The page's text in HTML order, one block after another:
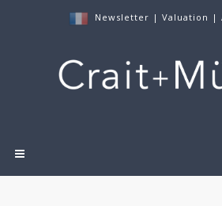
Newsletter | Valuation |